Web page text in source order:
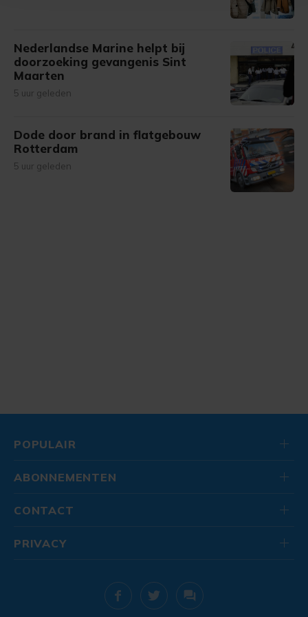
Nederlandse Marine helpt bij
doorzoeking gevangenis Sint
Maarten
5 uur geleden
Dode door brand in flatgebouw
Rotterdam
5 uur geleden
POPULAIR
ABONNEMENTEN
CONTACT
PRIVACY